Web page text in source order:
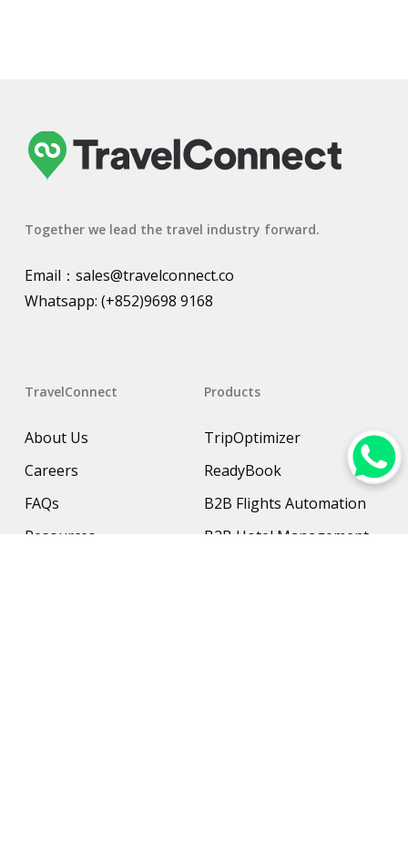
Together we lead the travel industry forward.
Email： sales@travelconnect.co
Whatsapp: (+852)9698 9168
TravelConnect
About Us
Careers
FAQs
Resources
Products
TripOptimizer
ReadyBook
B2B Flights Automation
B2B Hotel Management